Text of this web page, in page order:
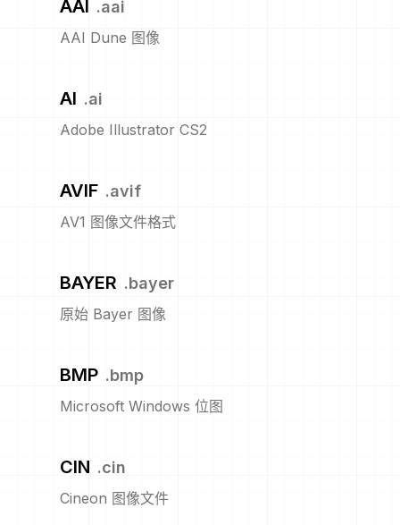
AAI .aai
AAI Dune 图像
AI .ai
Adobe Illustrator CS2
AVIF .avif
AV1 图像文件格式
BAYER .bayer
原始 Bayer 图像
BMP .bmp
Microsoft Windows 位图
CIN .cin
Cineon 图像文件